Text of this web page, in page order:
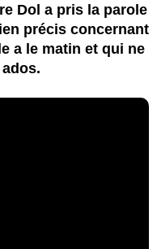
Dol a pris la parole
précis concernant
a le matin et qui ne